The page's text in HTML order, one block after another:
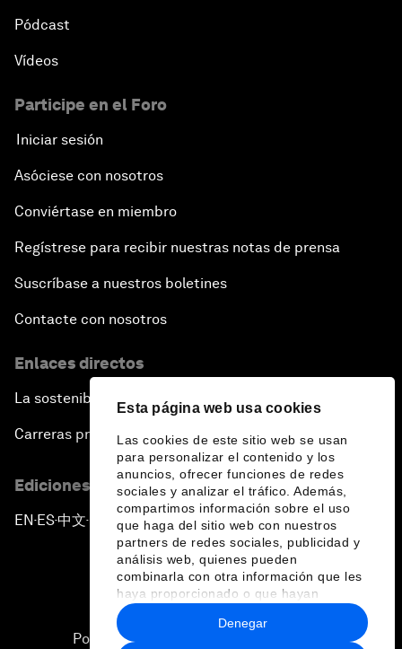
Esta página web usa cookies
Las cookies de este sitio web se usan
para personalizar el contenido y los
anuncios, ofrecer funciones de redes
sociales y analizar el tráfico. Además,
compartimos información sobre el uso
que haga del sitio web con nuestros
partners de redes sociales, publicidad y
análisis web, quienes pueden
combinarla con otra información que les
haya proporcionado o que hayan
recopilado a partir del uso que haya
hecho de sus servicios.
Denegar
Pódcast
Vídeos
Participe en el Foro
Iniciar sesión
Asóciese con nosotros
Conviértase en miembro
Regístrese para recibir nuestras notas de prensa
Suscríbase a nuestros boletines
Contacte con nosotros
Enlaces directos
La sostenibilidad en el Foro
Carreras profesionales
Ediciones en otros idiomas
EN ▪ES▪中文▪ 日本語
Política de privacidad y normas de uso